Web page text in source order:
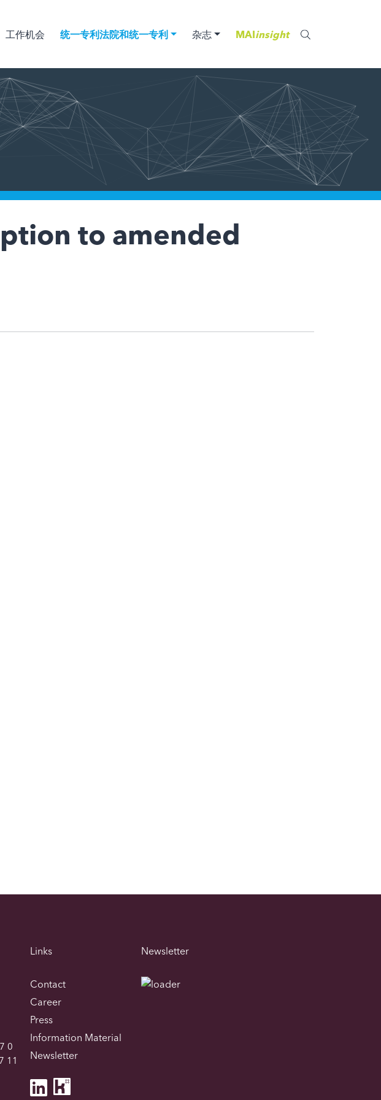
工作机会 统一专利法院和统一专利 杂志 MAIinsight
to amended
0
11
Links
Contact
Career
Press
Information Material
Newsletter
Newsletter